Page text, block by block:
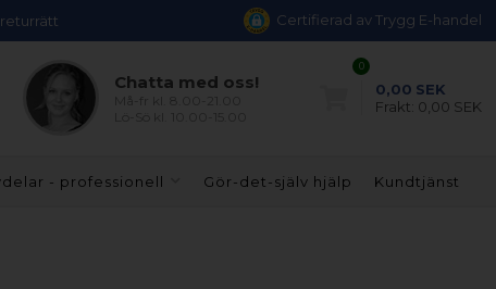
Certifierad av Trygg E-handel
Chatta med oss!
0
0,00 SEK
Frakt: 0,00 SEK
- professionell Gör-det-själv hjälp Kundtjänst